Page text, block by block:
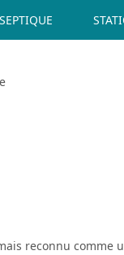
reconnu comme